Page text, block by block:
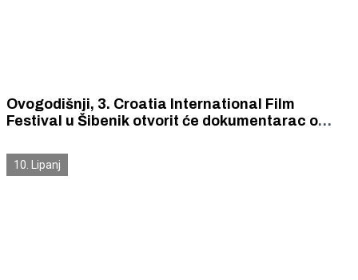
Ovogodišnji, 3. Croatia International Film
Festival u Šibenik otvorit će dokumentarac o
10. Lipanj